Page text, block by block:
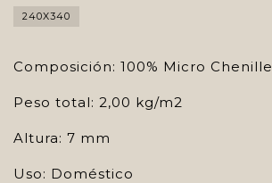
240X340
Composición: 100% Micro Chenille
Peso total: 2,00 kg/m2
Altura: 7 mm
Uso: Doméstico